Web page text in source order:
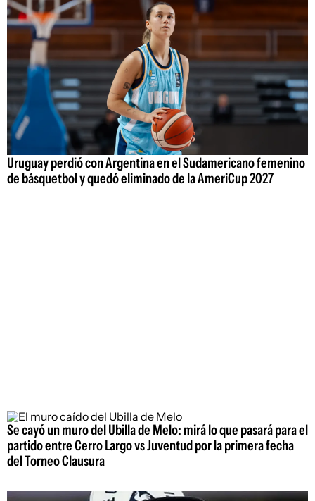
Uruguay perdió con Argentina en el Sudamericano femenino
de básquetbol y quedó eliminado de la AmeriCup 2027
Se cayó un muro del Ubilla de Melo: mirá lo que pasará para el
partido entre Cerro Largo vs Juventud por la primera fecha
del Torneo Clausura